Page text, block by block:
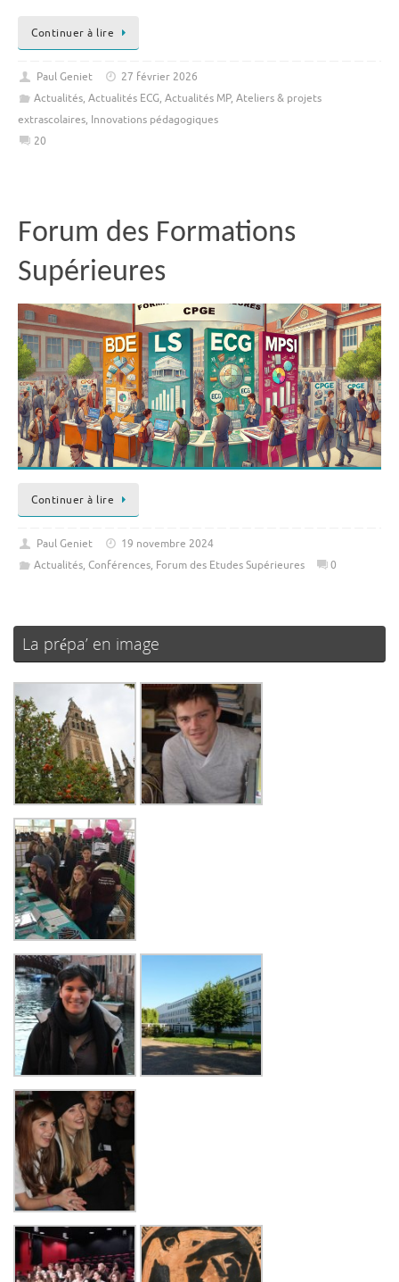
Continuer à lire
Paul Geniet
27 février 2026
Actualités, Actualités ECG, Actualités MP, Ateliers & projets
extrascolaires, Innovations pédagogiques
20
Forum des Formations
Supérieures
Continuer à lire
Paul Geniet
19 novembre 2024
Actualités, Conférences, Forum des Etudes Supérieures 0
La prépa’ en image